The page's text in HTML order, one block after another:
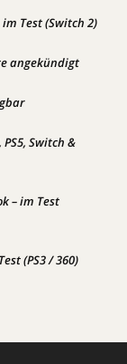
Test (Switch 2)
angekündigt
Switch &
– im Test
(PS3 / 360)